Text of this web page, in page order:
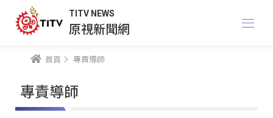
TITV NEWS
原視新聞網
首頁 專責導師
專責導師